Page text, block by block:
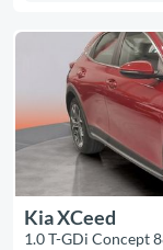
Kia XCeed
1.0 T-GDi Concept